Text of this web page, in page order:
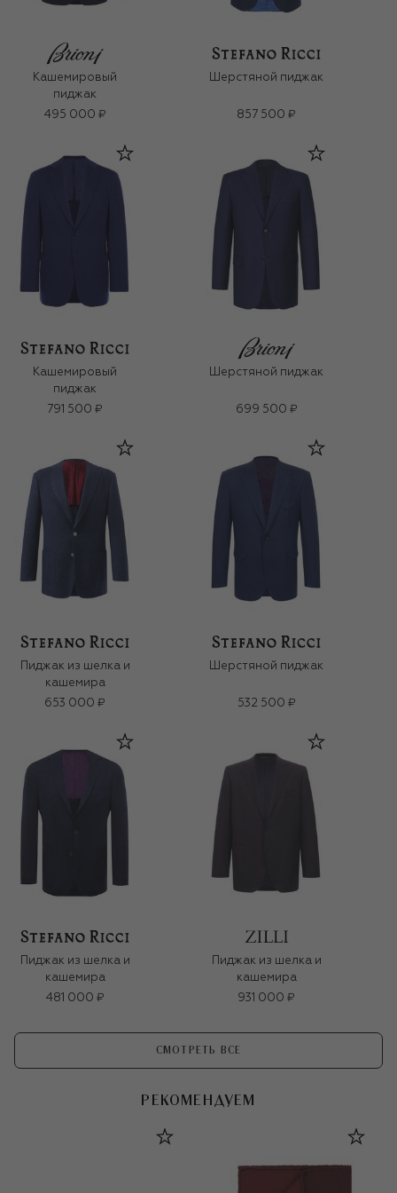
Кашемировый
пиджак
495 000 ₽
Шерстяной пиджак
857 500 ₽
Кашемировый
пиджак
791 500 ₽
Шерстяной пиджак
699 500 ₽
Пиджак из шелка и
кашемира
653 000 ₽
Шерстяной пиджак
532 500 ₽
Пиджак из шелка и
кашемира
481 000 ₽
Пиджак из шелка и
кашемира
931 000 ₽
СМОТРЕТЬ ВСЕ
РЕКОМЕНДУЕМ